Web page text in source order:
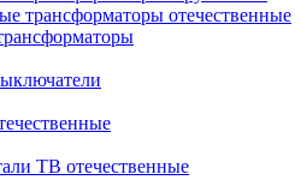
трансформаторы отечественные
ТВ отечественные